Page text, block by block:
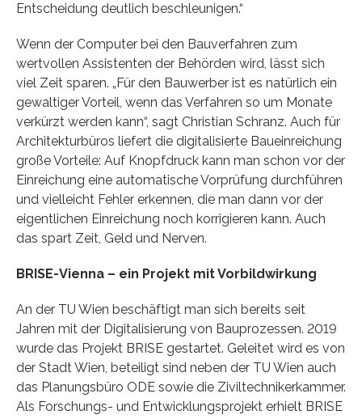
Entscheidung deutlich beschleunigen.“
Wenn der Computer bei den Bauverfahren zum
wertvollen Assistenten der Behörden wird, lässt sich
viel Zeit sparen. „Für den Bauwerber ist es natürlich ein
gewaltiger Vorteil, wenn das Verfahren so um Monate
verkürzt werden kann“, sagt Christian Schranz. Auch für
Architekturbüros liefert die digitalisierte Baueinreichung
große Vorteile: Auf Knopfdruck kann man schon vor der
Einreichung eine automatische Vorprüfung durchführen
und vielleicht Fehler erkennen, die man dann vor der
eigentlichen Einreichung noch korrigieren kann. Auch
das spart Zeit, Geld und Nerven.
BRISE-Vienna – ein Projekt mit Vorbildwirkung
An der TU Wien beschäftigt man sich bereits seit
Jahren mit der Digitalisierung von Bauprozessen. 2019
wurde das Projekt BRISE gestartet. Geleitet wird es von
der Stadt Wien, beteiligt sind neben der TU Wien auch
das Planungsbüro ODE sowie die Ziviltechnikerkammer.
Als Forschungs- und Entwicklungsprojekt erhielt BRISE